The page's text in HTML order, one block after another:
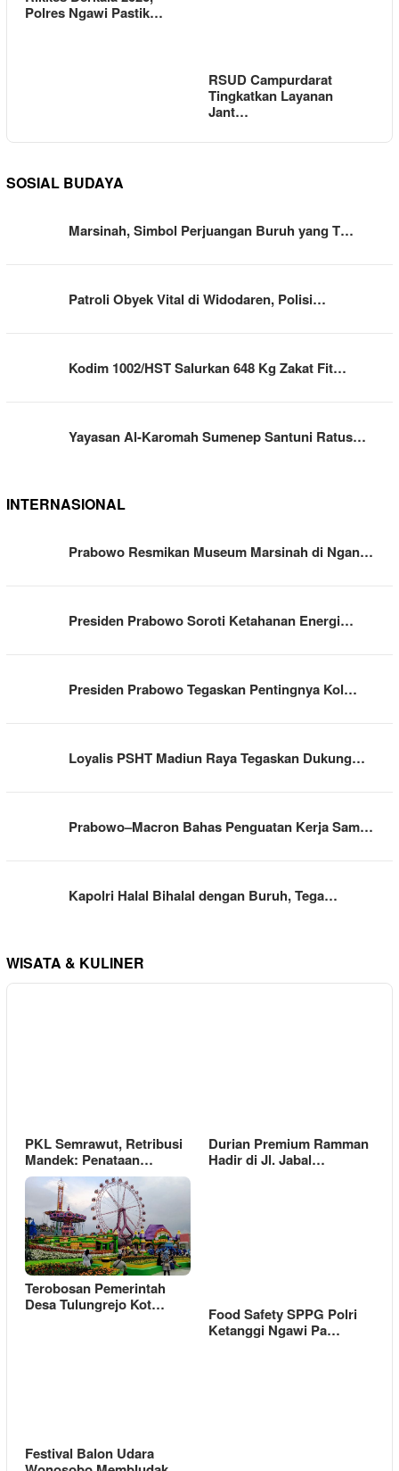
Polres Ngawi Pastik…
RSUD Campurdarat
Tingkatkan Layanan
Jant…
SOSIAL BUDAYA
Marsinah, Simbol Perjuangan Buruh yang T…
Patroli Obyek Vital di Widodaren, Polisi…
Kodim 1002/HST Salurkan 648 Kg Zakat Fit…
Yayasan Al-Karomah Sumenep Santuni Ratus…
INTERNASIONAL
Prabowo Resmikan Museum Marsinah di Ngan…
Presiden Prabowo Soroti Ketahanan Energi…
Presiden Prabowo Tegaskan Pentingnya Kol…
Loyalis PSHT Madiun Raya Tegaskan Dukung…
Prabowo–Macron Bahas Penguatan Kerja Sam…
Kapolri Halal Bihalal dengan Buruh, Tega…
WISATA & KULINER
PKL Semrawut, Retribusi
Mandek: Penataan…
Durian Premium Ramman
Hadir di Jl. Jabal…
Terobosan Pemerintah
Desa Tulungrejo Kot…
Food Safety SPPG Polri
Ketanggi Ngawi Pa…
Festival Balon Udara